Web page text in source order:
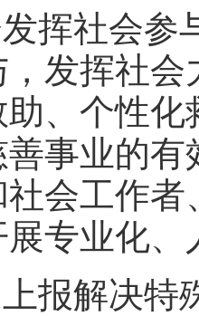
挥社会参
发挥社
、个性
事业的
会工作
专业化
报解决特